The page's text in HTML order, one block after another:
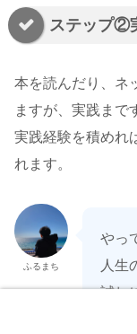
ステップ②
本を読んだり、ネ
ますが、実践まで
実践経験を積めれ
れます。
ふるまち
やっ
人生
試し